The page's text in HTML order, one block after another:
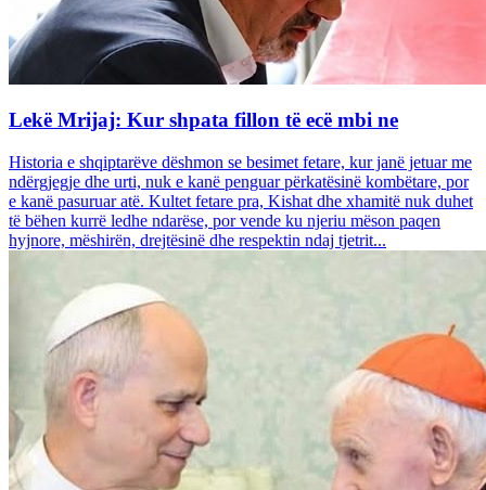
Lekë Mrijaj: Kur shpata fillon të ecë mbi ne
Historia e shqiptarëve dëshmon se besimet fetare, kur janë jetuar me
ndërgjegje dhe urti, nuk e kanë penguar përkatësinë kombëtare, por
e kanë pasuruar atë. Kultet fetare pra, Kishat dhe xhamitë nuk duhet
të bëhen kurrë ledhe ndarëse, por vende ku njeriu mëson paqen
hyjnore, mëshirën, drejtësinë dhe respektin ndaj tjetrit...